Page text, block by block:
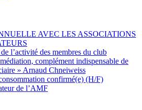
AVEC LES ASSOCIATIONS
l’activité des membres du club
complément indispensable de
» Arnaud Chneiweiss
confirmé(e) (H/F)
de l’AMF